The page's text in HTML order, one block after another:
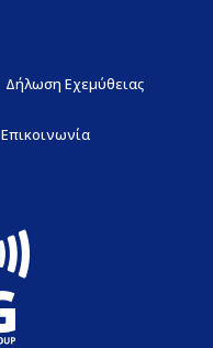
Δήλωση Εχεμύθειας
Επικοινωνία